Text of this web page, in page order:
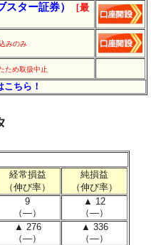
ター証券）
［最
みのみ
ため取扱中止
ちら！
経常損益
（伸び率）
純損益
（伸び率）
9
（―）
▲ 12
（―）
▲ 276
（―）
▲ 336
（―）